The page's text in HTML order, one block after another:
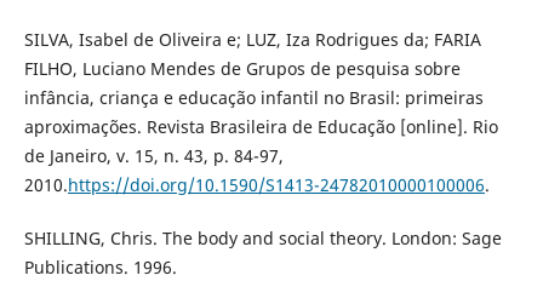
SILVA, Isabel de Oliveira e; LUZ, Iza Rodrigues da; FARIA
FILHO, Luciano Mendes de Grupos de pesquisa sobre
infância, criança e educação infantil no Brasil: primeiras
aproximações. Revista Brasileira de Educação [online]. Rio
de Janeiro, v. 15, n. 43, p. 84-97,
2010.https://doi.org/10.1590/S1413-24782010000100006.
SHILLING, Chris. The body and social theory. London: Sage
Publications. 1996.